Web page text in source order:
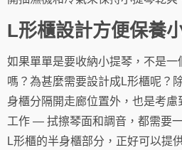
L形櫃設計方便保養
如果單單是要收納小提琴，不是一
嗎？為甚麼需要設計成L形櫃呢？
身櫃分隔開走廊位置外，也是考
工作 — 拭擦琴面和調音，都需要
L形櫃的半身櫃部分，正好可以提